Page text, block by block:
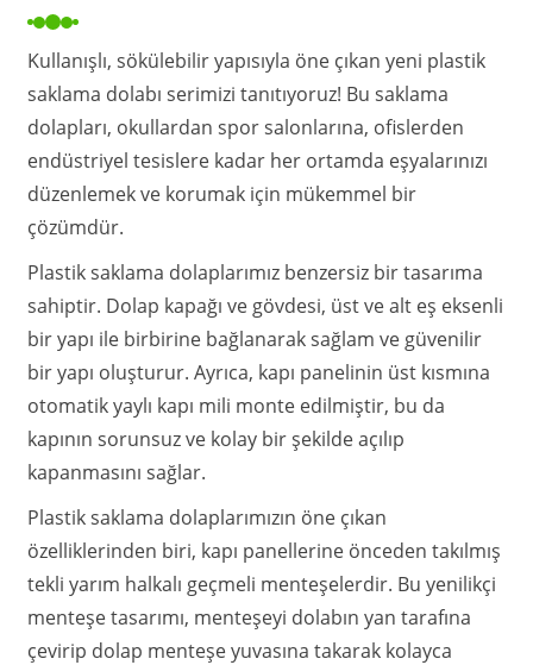
Kullanışlı, sökülebilir yapısıyla öne çıkan yeni plastik
saklama dolabı serimizi tanıtıyoruz! Bu saklama
dolapları, okullardan spor salonlarına, ofislerden
endüstriyel tesislere kadar her ortamda eşyalarınızı
düzenlemek ve korumak için mükemmel bir
çözümdür.
Plastik saklama dolaplarımız benzersiz bir tasarıma
sahiptir. Dolap kapağı ve gövdesi, üst ve alt eş eksenli
bir yapı ile birbirine bağlanarak sağlam ve güvenilir
bir yapı oluşturur. Ayrıca, kapı panelinin üst kısmına
otomatik yaylı kapı mili monte edilmiştir, bu da
kapının sorunsuz ve kolay bir şekilde açılıp
kapanmasını sağlar.
Plastik saklama dolaplarımızın öne çıkan
özelliklerinden biri, kapı panellerine önceden takılmış
tekli yarım halkalı geçmeli menteşelerdir. Bu yenilikçi
menteşe tasarımı, menteşeyi dolabın yan tarafına
çevirip dolap menteşe yuvasına takarak kolayca